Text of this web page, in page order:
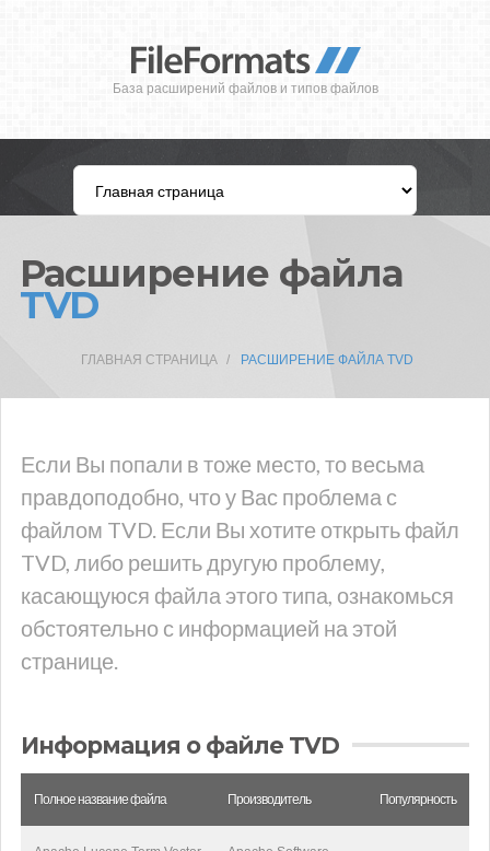
База расширений файлов и типов файлов
Расширение файла
TVD
ГЛАВНАЯ СТРАНИЦА РАСШИРЕНИЕ ФАЙЛА TVD
Если Вы попали в тоже место, то весьма
правдоподобно, что у Вас проблема с
файлом TVD. Если Вы хотите открыть файл
TVD, либо решить другую проблему,
касающуюся файла этого типа, ознакомься
обстоятельно с информацией на этой
странице.
Информация о файле TVD
Полное название файла Производитель Популярность